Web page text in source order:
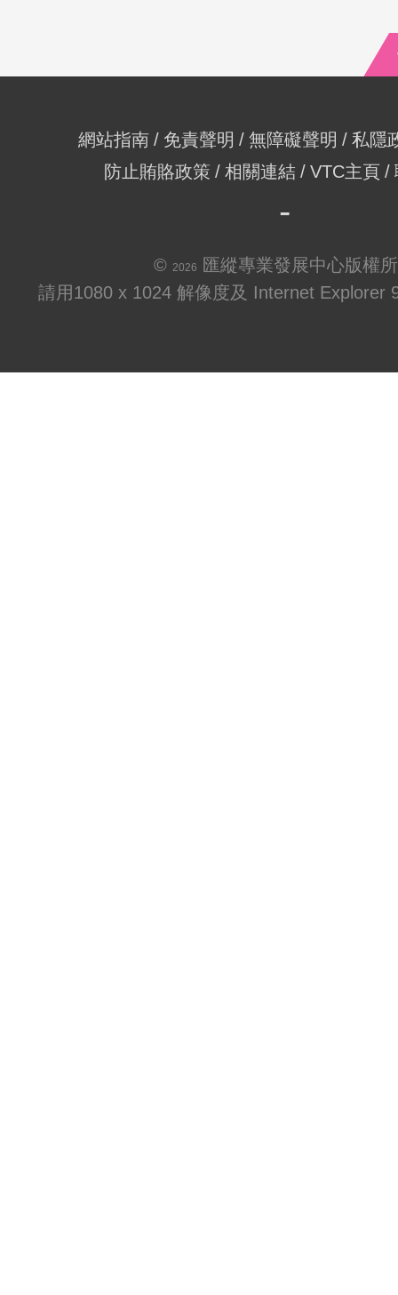
網站指南 免責聲明 無障礙聲明
私隱
防止賄賂政策
相關連結 VTC主頁
© 2026
匯縱專業發展中心版權
請用1080 x 1024 解像度及 Internet Explorer